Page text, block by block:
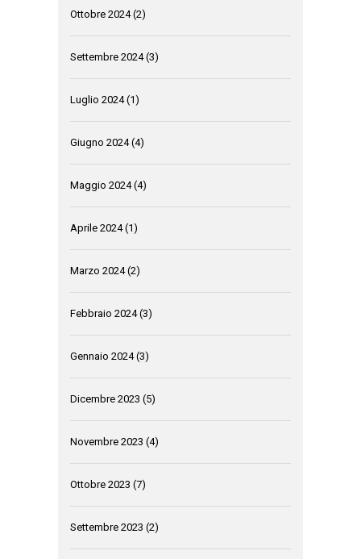
Ottobre 2024(2)
Settembre 2024(3)
Luglio 2024(1)
Giugno 2024(4)
Maggio 2024(4)
Aprile 2024(1)
Marzo 2024(2)
Febbraio 2024(3)
Gennaio 2024(3)
Dicembre 2023 (5)
Novembre 2023 (4)
Ottobre 2023 (7)
Settembre 2023 (2)